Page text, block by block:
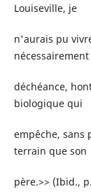
Louiseville, je
n'aurais pu
nécessairement
déchéance,
biologique qui
empêche, sans
terrain que son
père.>> (Ibid.,